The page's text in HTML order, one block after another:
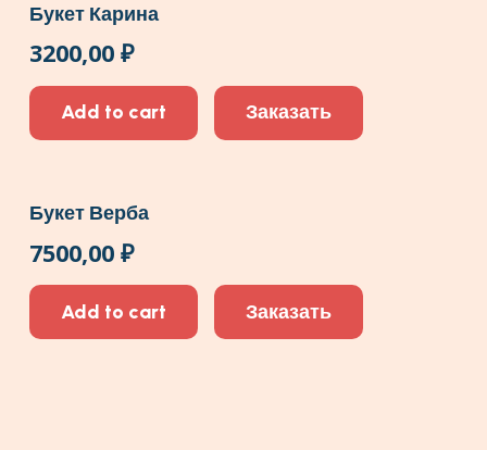
Букет Карина
3200,00 ₽
Add to cart Заказать
Букет Верба
7500,00 ₽
Add to cart Заказать